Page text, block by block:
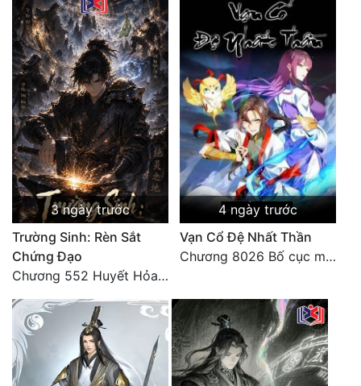
3 ngày trước
Trường Sinh: Rèn Sắt
Chứng Đạo
Chương 552 Huyết Hỏa Độn Hư, nhân quả chưa dứt
4 ngày trước
Vạn Cổ Đệ Nhất Thần
Chương 8026 Bố cục mới